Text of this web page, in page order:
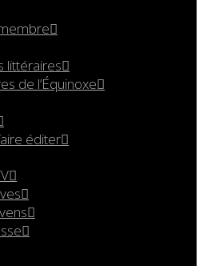
littéraires
de l’Équinoxe
éditer